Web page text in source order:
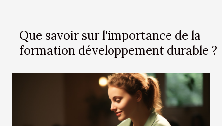
Que savoir sur l'importance de la
formation développement durable ?